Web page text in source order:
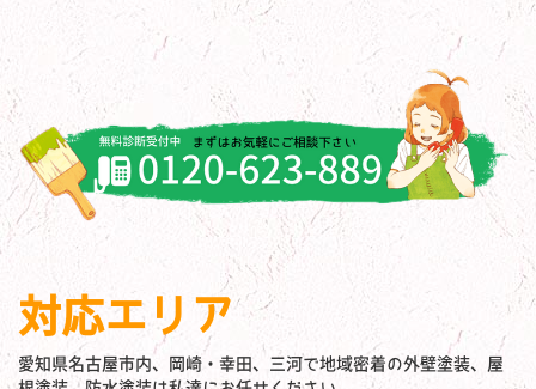
対応エリア
愛知県名古屋市内、岡崎・幸田、三河で地域密着の外壁塗装、屋